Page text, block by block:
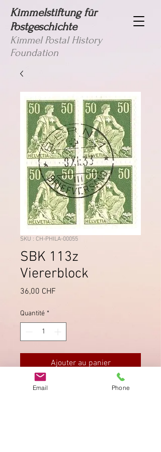
Kimmelstiftung für
Postgeschichte
Kimmel Postal History
Foundation
SKU : CH-PHILA-00055
SBK 113z
Viererblock
36,00 CHF
Quantité *
Ajouter au panier
Schöner, zentrierter Stempel Bern 1,
Email Phone